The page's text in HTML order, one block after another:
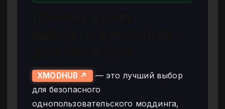
XMODHUB ↗
— это лучший выбор
для безопасного
однопользовательского моддинга,